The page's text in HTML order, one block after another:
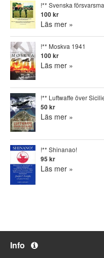
!** Svenska
100 kr
Läs mer »
!** Moskva 1941
100 kr
Läs mer »
!** Luftwaffe över
50 kr
Läs mer »
!** Shinanao!
95 kr
Läs mer »
Info